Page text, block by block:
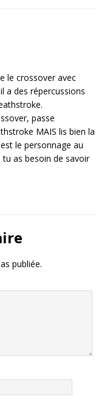
le crossover avec
a des répercussions
passe
MAIS lis bien la
le personnage au
tu as besoin de savoir
publiée.